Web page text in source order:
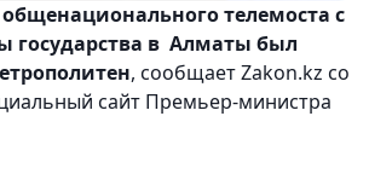
общенационального телемоста с
государства в Алматы был
, сообщает Zakon.kz со
сайт Премьер-министра